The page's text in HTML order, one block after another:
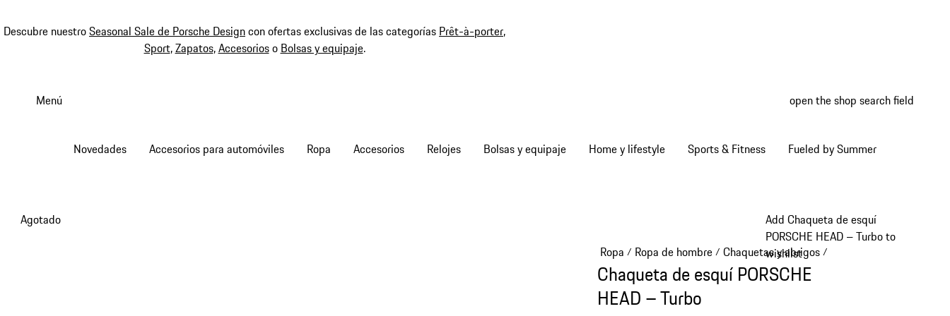
Descubre nuestroSeasonal Sale de Porsche Designcon ofertas exclusivas de las categorías Prêt-à-porter,
Sport,Zapatos,Accesorioso Bolsas y equipaje.
Menú open the shop search field
Novedades Accesorios para automóviles Ropa Accesorios Relojes Bolsas y equipaje Home y lifestyle Sports & Fitness Fueled by Summer
Add Chaqueta de esquí
PORSCHE HEAD – Turbo to
wishlist
Agotado
Ropa / Ropa de hombre/ Chaquetas y abrigos/
Chaqueta de esquí PORSCHE
HEAD – Turbo